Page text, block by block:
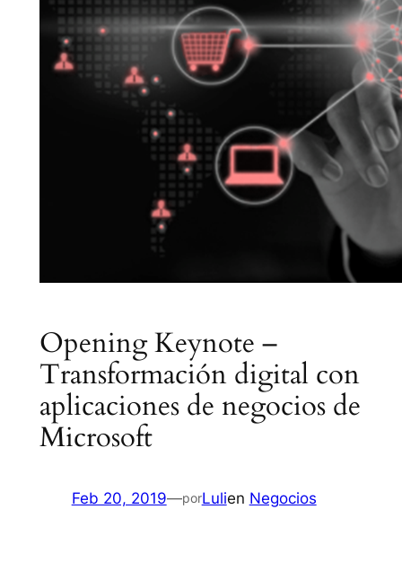
Opening Keynote –
Transformación digital con
aplicaciones de negocios de
Microsoft
Feb 20, 2019—porLulien Negocios